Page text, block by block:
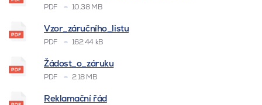
PDF 10.38 MB
Vzor_záručního_listu
PDF 162.44 kB
Žádost_o_záruku
PDF 2.18 MB
Reklamační řád